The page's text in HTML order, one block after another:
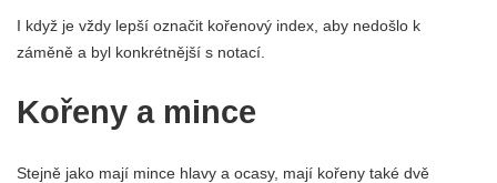
I když je vždy lepší označit kořenový index, aby nedošlo k
záměně a byl konkrétnější s notací.
Kořeny a mince
Stejně jako mají mince hlavy a ocasy, mají kořeny také dvě